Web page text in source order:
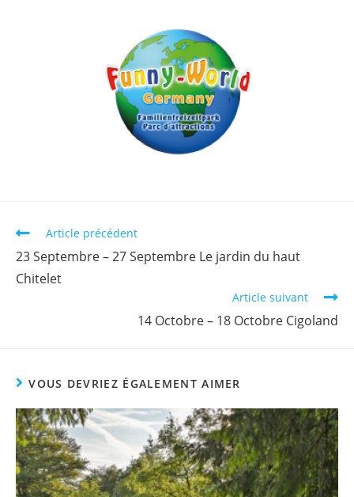
Article précédent
23 Septembre – 27 Septembre Le jardin du haut
Chitelet
Article suivant
14 Octobre – 18 Octobre Cigoland
VOUS DEVRIEZ ÉGALEMENT AIMER